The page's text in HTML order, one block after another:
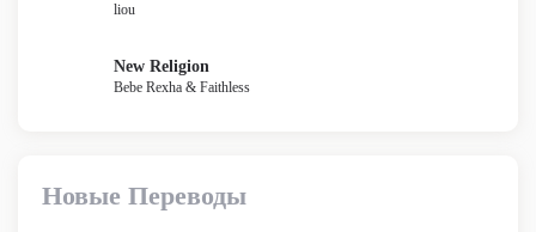
liou
New Religion
Bebe Rexha & Faithless
Новые Переводы